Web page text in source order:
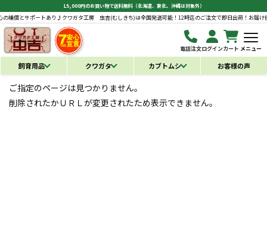
15,000円のお買い物で送料無料（北海道、東北、沖縄は対象外）
償とサポートあり♪クワガタ工房 虫吉(むしきち)は全国発送可能！12時迄のご注文で即日出荷！お届け後
電話注文ログインカート メニュー
飼育用品 クワガタ カブトムシ お客様の声
ご指定のページは見つかりません。
削除されたかＵＲＬが変更されたため表示できません。